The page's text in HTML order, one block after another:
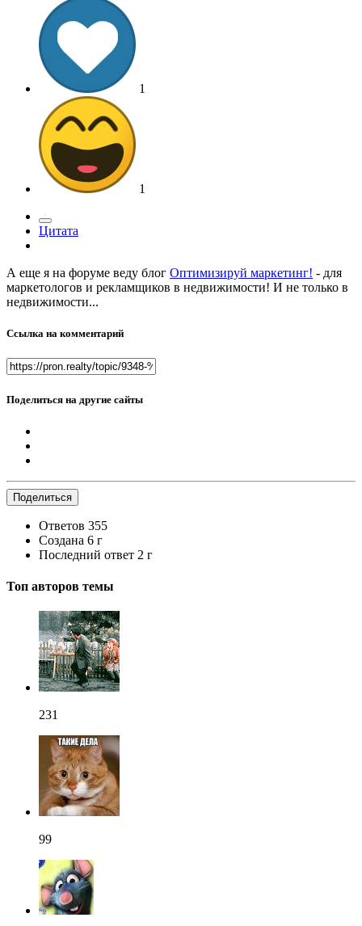
1
1
Цитата
А еще я на форуме веду блог Оптимизируй маркетинг! - для
маркетологов и рекламщиков в недвижимости! И не только в
недвижимости...
Ссылка на комментарий
Поделиться на другие сайты
Поделиться
Ответов 355
Создана 6 г
Последний ответ 2 г
Топ авторов темы
231
99